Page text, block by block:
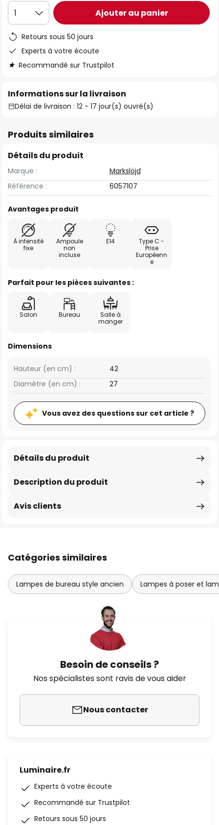
1 Ajouter au panier
Retours sous 50 jours
Experts à votre écoute
Recommandé sur Trustpilot
Informations sur la livraison
Délai de livraison : 12 - 17 jour(s) ouvré(s)
Produits similaires
Détails du produit
Marque :
Markslöjd
Référence :
6057107
Avantages produit
À intensité
fixe
Ampoule
non
incluse
E14
Type C -
Prise
Européenn
e
Parfait pour les pièces suivantes :
Salon Bureau
Salle à
manger
Dimensions
Hauteur (en cm) :
42
Diamètre (en cm) :
27
Vous avez des questions sur cet article ?
Description du produit
Détails du produit
Avis clients
Catégories similaires
Lampes de bureau style ancien Lampes à poser et
Besoin de conseils ?
Nos spécialistes sont ravis de vous aider
Nous contacter
Luminaire.fr
Experts à votre écoute
Recommandé sur Trustpilot
Retours sous 50 jours